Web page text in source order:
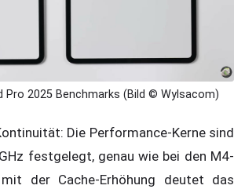
Pro 2025 Benchmarks (Bild © Wylsacom)
Die Performance-Kerne sind
festgelegt, genau wie bei den M4-
der Cache-Erhöhung deutet das